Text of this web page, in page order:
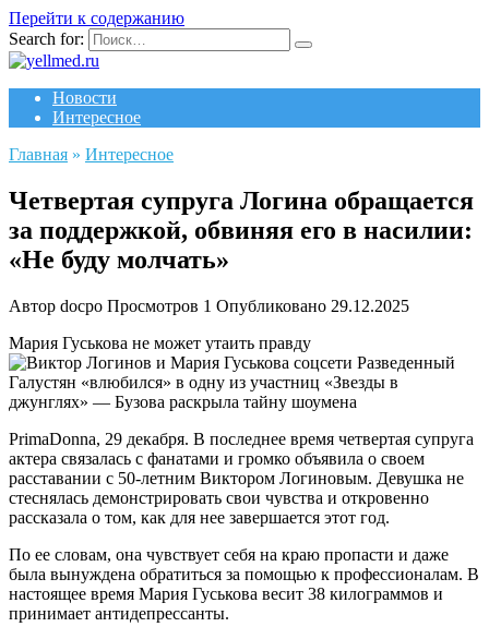
Перейти к содержанию
Search for:
Новости
Интересное
Главная » Интересное
Четвертая супруга Логина обращается
за поддержкой, обвиняя его в насилии:
«Не буду молчать»
Автор docpo Просмотров 1 Опубликовано 29.12.2025
Мария Гуськова не может утаить правду
Разведенный
Галустян «влюбился» в одну из участниц «Звезды в
джунглях» — Бузова раскрыла тайну шоумена
PrimaDonna, 29 декабря. В последнее время четвертая супруга
актера связалась с фанатами и громко объявила о своем
расставании с 50-летним Виктором Логиновым. Девушка не
стеснялась демонстрировать свои чувства и откровенно
рассказала о том, как для нее завершается этот год.
По ее словам, она чувствует себя на краю пропасти и даже
была вынуждена обратиться за помощью к профессионалам. В
настоящее время Мария Гуськова весит 38 килограммов и
принимает антидепрессанты.